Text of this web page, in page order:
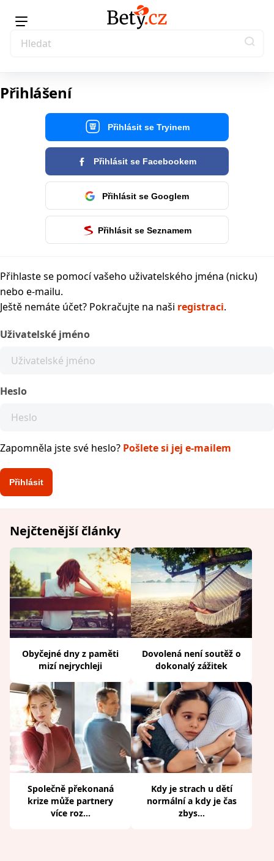
Přihlášení
Přihlásit se Tryinem
Přihlásit se Facebookem
Přihlásit se Googlem
Přihlásit se Seznamem
Přihlaste se pomocí vašeho uživatelského jména (nicku)
nebo e-mailu.
Ještě nemáte účet? Pokračujte na naši registraci.
Uživatelské jméno
Heslo
Zapomněla jste své heslo? Pošlete si jej e-mailem
Nejčtenější články
Obyčejné dny z paměti
mizí nejrychleji
Dovolená není soutěž o
dokonalý zážitek
Společně překonaná
krize může partnery
více roz...
Kdy je strach u dětí
normální a kdy je čas
zbys...